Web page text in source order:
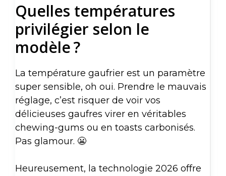
Quelles températures
privilégier selon le
modèle ?
La température gaufrier est un paramètre
super sensible, oh oui. Prendre le mauvais
réglage, c’est risquer de voir vos
délicieuses gaufres virer en véritables
chewing-gums ou en toasts carbonisés.
Pas glamour. 😬
Heureusement, la technologie 2026 offre